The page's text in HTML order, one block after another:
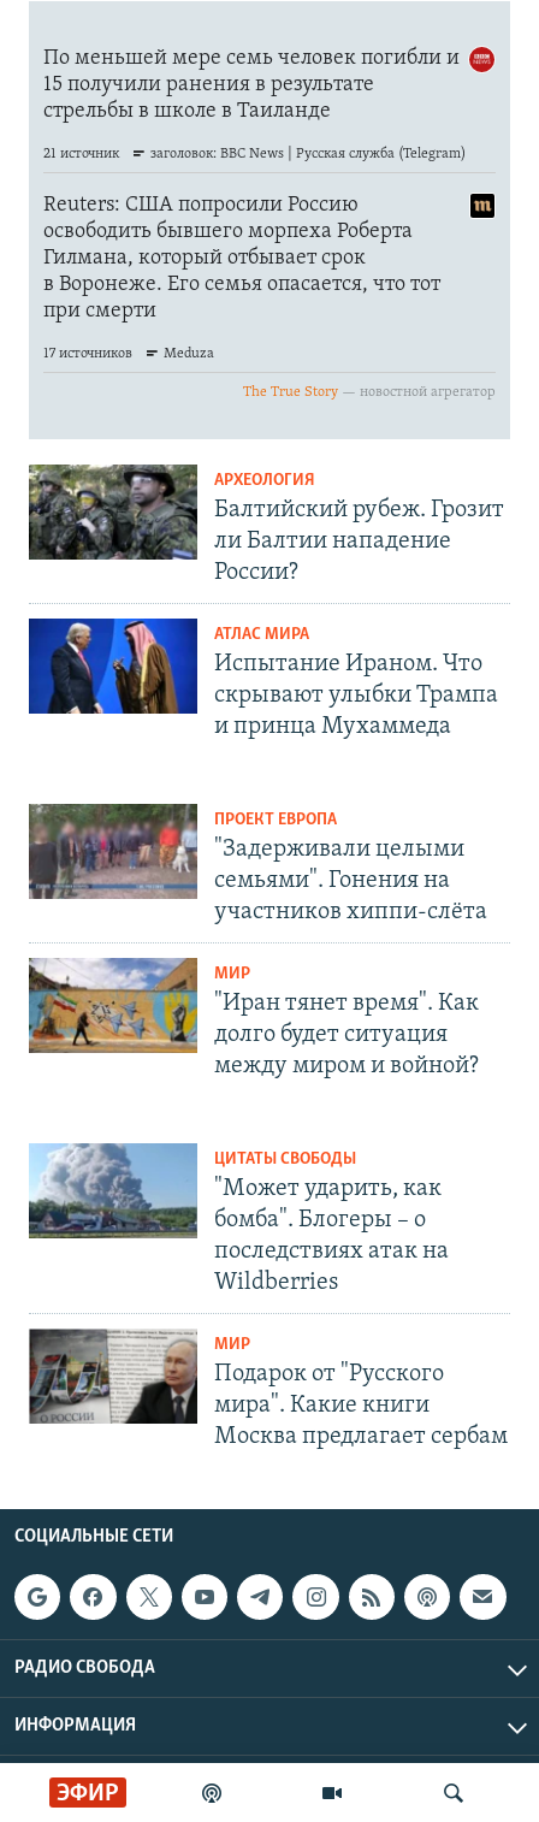
ЭФИР
АРХЕОЛОГИЯ
Балтийский рубеж. Грозит
ли Балтии нападение
России?
АТЛАС МИРА
Испытание Ираном. Что
скрывают улыбки Трампа
и принца Мухаммеда
ПРОЕКТ ЕВРОПА
"Задерживали целыми
семьями". Гонения на
участников хиппи-слёта
МИР
"Иран тянет время". Как
долго будет ситуация
между миром и войной?
ЦИТАТЫ СВОБОДЫ
"Может ударить, как
бомба". Блогеры – о
последствиях атак на
Wildberries
МИР
Подарок от "Русского
мира". Какие книги
Москва предлагает сербам
СОЦИАЛЬНЫЕ СЕТИ
РАДИО СВОБОДА
ИНФОРМАЦИЯ
Радио Свобода © 2026 RFE/RL, Inc. | Все права защищены.